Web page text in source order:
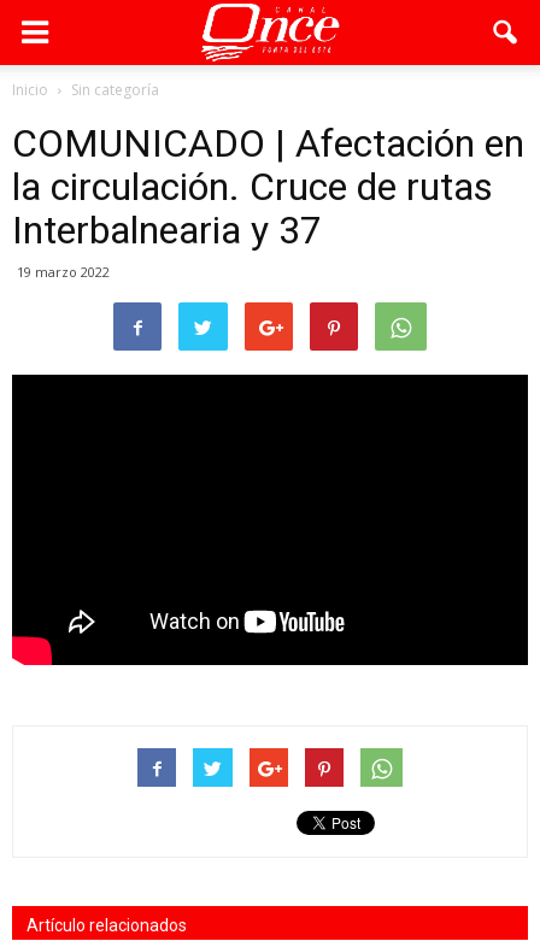
Inicio Sin categoría
COMUNICADO | Afectación en
la circulación. Cruce de rutas
Interbalnearia y 37
19 marzo 2022
Artículo relacionados